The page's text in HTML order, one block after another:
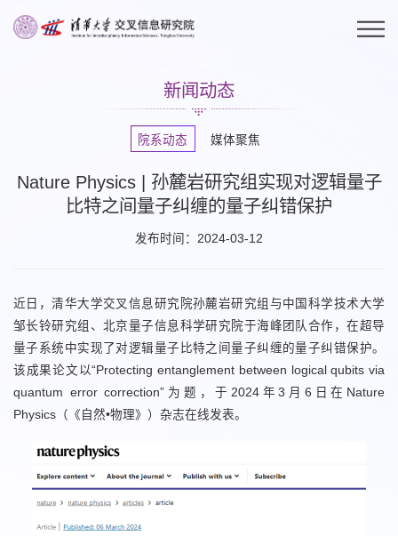
新闻动态
院系动态 媒体聚焦
Nature Physics | 孙麓岩研究组实现对逻辑量子
比特之间量子纠缠的量子纠错保护
发布时间：2024-03-12
近日，清华大学交叉信息研究院孙麓岩研究组与中国科学技术大学
邹长铃研究组、北京量子信息科学研究院于海峰团队合作，在超导
量子系统中实现了对逻辑量子比特之间量子纠缠的量子纠错保护。
该成果论文以“Protecting entanglement between logical qubits via
quantum error correction”为题，于2024年3月6日在 Nature
Physics （《自然•物理》）杂志在线发表。